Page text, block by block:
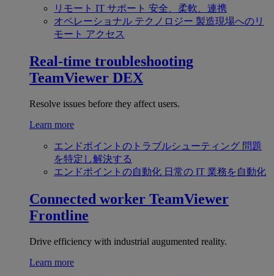
リモート IT サポート 安全、柔軟、連携
オペレーショナル テクノロジー 製造現場へのリ
モート アクセス
Real-time troubleshooting
TeamViewer DEX
Resolve issues before they affect users.
Learn more
エンドポイントのトラブルシューティング 問題
を特定し解決する
エンドポイントの自動化 日常の IT 業務を自動化
Connected worker TeamViewer
Frontline
Drive efficiency with industrial augumented reality.
Learn more